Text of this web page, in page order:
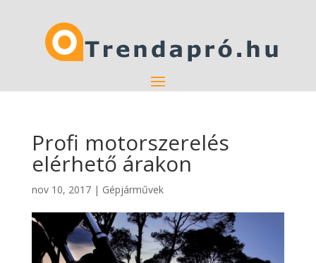
Profi motorszerelés
elérhető árakon
nov 10, 2017| Gépjárművek